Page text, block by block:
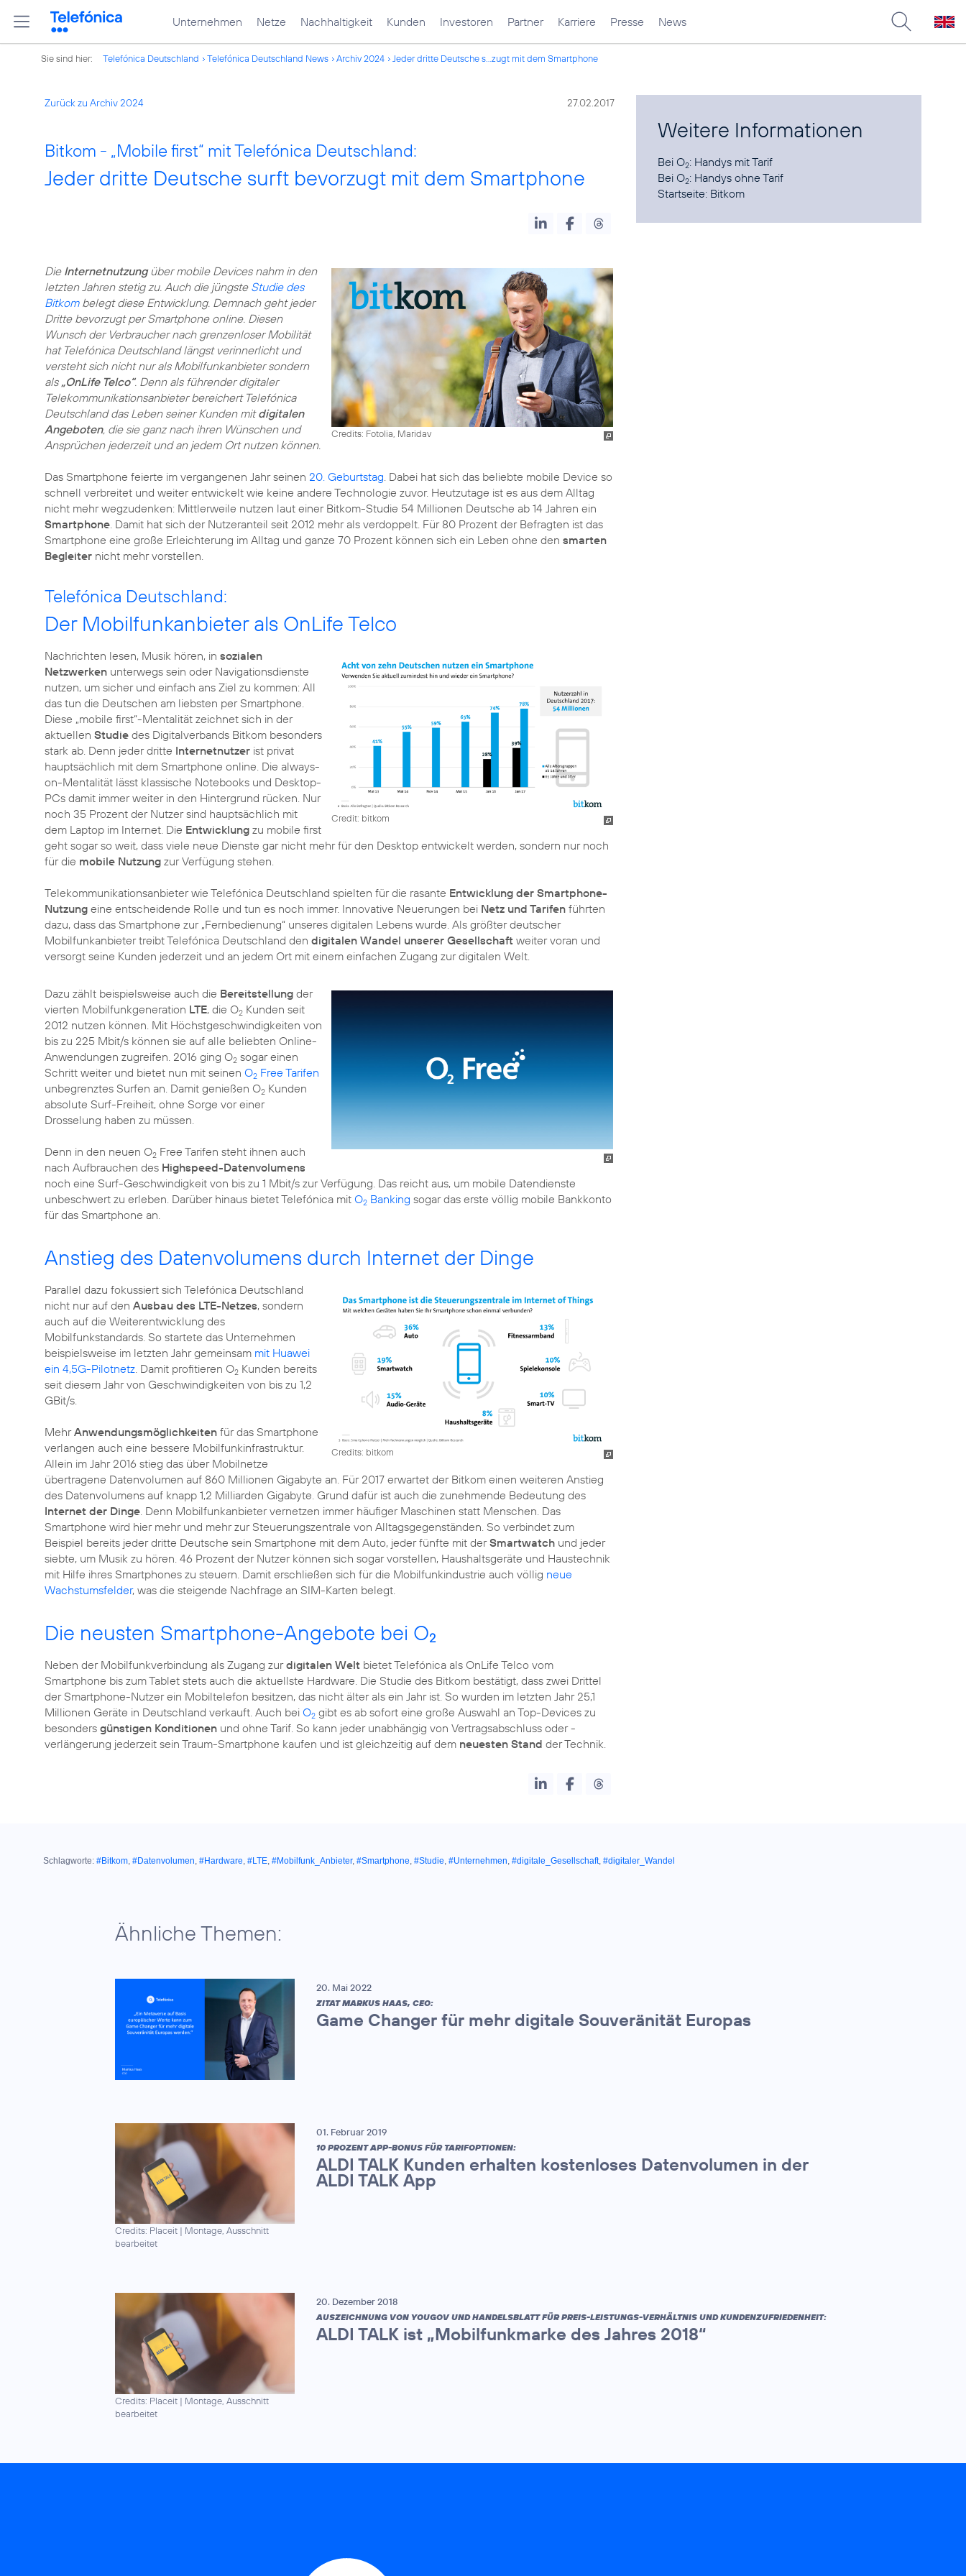
Unternehmen Netze Nachhaltigkeit Kunden Investoren Partner Karriere Presse News
Sie sind hier: Telefónica Deutschland Telefónica Deutschland News Archiv 2024 Jeder dritte Deutsche s...zugt mit dem Smartphone
Zurück zu Archiv 2024 27.02.2017
Bitkom - „Mobile first“ mit Telefónica Deutschland:
Jeder dritte Deutsche surft bevorzugt mit dem Smartphone
Credits: Fotolia, Maridav
Die Internetnutzung über mobile Devices nahm in den
letzten Jahren stetig zu. Auch die jüngste Studie des
Bitkombelegt diese Entwicklung. Demnach geht jeder
Dritte bevorzugt per Smartphone online. Diesen
Wunsch der Verbraucher nach grenzenloser Mobilität
hat Telefónica Deutschland längst verinnerlicht und
versteht sich nicht nur als Mobilfunkanbieter sondern
als „OnLife Telco“. Denn als führender digitaler
Telekommunikationsanbieter bereichert Telefónica
Deutschland das Leben seiner Kunden mitdigitalen
Angeboten, die sie ganz nach ihren Wünschen und
Ansprüchen jederzeit und an jedem Ort nutzen können.
Das Smartphone feierte im vergangenen Jahr seinen 20. Geburtstag. Dabei hat sich das beliebte mobile Device so
schnell verbreitet und weiter entwickelt wie keine andere Technologie zuvor. Heutzutage ist es aus dem Alltag
nicht mehr wegzudenken: Mittlerweile nutzen laut einer Bitkom-Studie 54 Millionen Deutsche ab 14 Jahren ein
Smartphone. Damit hat sich der Nutzeranteil seit 2012 mehr als verdoppelt. Für 80 Prozent der Befragten ist das
Smartphone eine große Erleichterung im Alltag und ganze 70 Prozent können sich ein Leben ohne den smarten
Begleiter nicht mehr vorstellen.
Telefónica Deutschland:
Der Mobilfunkanbieter als OnLife Telco
Credit: bitkom
Nachrichten lesen, Musik hören, in sozialen
Netzwerken unterwegs sein oder Navigationsdienste
nutzen, um sicher und einfach ans Ziel zu kommen: All
das tun die Deutschen am liebsten per Smartphone.
Diese „mobile first“-Mentalität zeichnet sich in der
aktuellen Studie des Digitalverbands Bitkom besonders
stark ab. Denn jeder dritte Internetnutzer ist privat
hauptsächlich mit dem Smartphone online. Die always-
on-Mentalität lässt klassische Notebooks und Desktop-
PCs damit immer weiter in den Hintergrund rücken. Nur
noch 35 Prozent der Nutzer sind hauptsächlich mit
dem Laptop im Internet. Die Entwicklung zu mobile first
geht sogar so weit, dass viele neue Dienste gar nicht mehr für den Desktop entwickelt werden, sondern nur noch
für die mobile Nutzung zur Verfügung stehen.
Telekommunikationsanbieter wie Telefónica Deutschland spielten für die rasante Entwicklung der Smartphone-
Nutzung eine entscheidende Rolle und tun es noch immer. Innovative Neuerungen bei Netz und Tarifen führten
dazu, dass das Smartphone zur „Fernbedienung“ unseres digitalen Lebens wurde. Als größter deutscher
Mobilfunkanbieter treibt Telefónica Deutschland den digitalen Wandel unserer Gesellschaft weiter voran und
versorgt seine Kunden jederzeit und an jedem Ort mit einem einfachen Zugang zur digitalen Welt.
Dazu zählt beispielsweise auch die Bereitstellung der
vierten Mobilfunkgeneration LTE, die O2 Kunden seit
2012 nutzen können. Mit Höchstgeschwindigkeiten von
bis zu 225 Mbit/s können sie auf alle beliebten Online-
Anwendungen zugreifen. 2016 ging O2 sogar einen
Schritt weiter und bietet nun mit seinen O2 Free Tarifen
unbegrenztes Surfen an. Damit genießen O2 Kunden
absolute Surf-Freiheit, ohne Sorge vor einer
Drosselung haben zu müssen.
Denn in den neuen O2 Free Tarifen steht ihnen auch
nach Aufbrauchen des Highspeed-Datenvolumens
noch eine Surf-Geschwindigkeit von bis zu 1 Mbit/s zur Verfügung. Das reicht aus, um mobile Datendienste
unbeschwert zu erleben. Darüber hinaus bietet Telefónica mit O2 Banking sogar das erste völlig mobile Bankkonto
für das Smartphone an.
Anstieg des Datenvolumens durch Internet der Dinge
Credits: bitkom
Parallel dazu fokussiert sich Telefónica Deutschland
nicht nur auf den Ausbau des LTE-Netzes, sondern
auch auf die Weiterentwicklung des
Mobilfunkstandards. So startete das Unternehmen
beispielsweise im letzten Jahr gemeinsam mit Huawei
ein 4,5G-Pilotnetz. Damit profitieren O2 Kunden bereits
seit diesem Jahr von Geschwindigkeiten von bis zu 1,2
GBit/s.
MehrAnwendungsmöglichkeiten für das Smartphone
verlangen auch eine bessere Mobilfunkinfrastruktur.
Allein im Jahr 2016 stieg das über Mobilnetze
übertragene Datenvolumen auf 860 Millionen Gigabyte an. Für 2017 erwartet der Bitkom einen weiteren Anstieg
des Datenvolumens auf knapp 1,2 Milliarden Gigabyte. Grund dafür ist auch die zunehmende Bedeutung des
Internet der Dinge. Denn Mobilfunkanbieter vernetzen immer häufiger Maschinen statt Menschen. Das
Smartphone wird hier mehr und mehr zur Steuerungszentrale von Alltagsgegenständen. So verbindet zum
Beispiel bereits jeder dritte Deutsche sein Smartphone mit dem Auto, jeder fünfte mit derSmartwatch und jeder
siebte, um Musik zu hören. 46 Prozent der Nutzer können sich sogar vorstellen, Haushaltsgeräte und Haustechnik
mit Hilfe ihres Smartphones zu steuern. Damit erschließen sich für die Mobilfunkindustrie auch völlig neue
Wachstumsfelder, was die steigende Nachfrage an SIM-Karten belegt.
Die neusten Smartphone-Angebote bei O2
Neben der Mobilfunkverbindung als Zugang zurdigitalen Welt bietet Telefónica als OnLife Telco vom
Smartphone bis zum Tablet stets auch die aktuellste Hardware. Die Studie des Bitkom bestätigt, dass zwei Drittel
der Smartphone-Nutzer ein Mobiltelefon besitzen, das nicht älter als ein Jahr ist. So wurden im letzten Jahr 25,1
Millionen Geräte in Deutschland verkauft. Auch bei O2 gibt es ab sofort eine große Auswahl an Top-Devices zu
besonders günstigen Konditionen und ohne Tarif. So kann jeder unabhängig von Vertragsabschluss oder -
verlängerung jederzeit sein Traum-Smartphone kaufen und ist gleichzeitig auf dem neuesten Stand der Technik.
Weitere Informationen
Bei O2: Handys mit Tarif
Bei O2: Handys ohne Tarif
Startseite: Bitkom
Schlagworte: #Bitkom, #Datenvolumen, #Hardware, #LTE, #Mobilfunk_Anbieter, #Smartphone, #Studie, #Unternehmen, #digitale_Gesellschaft, #digitaler_Wandel
Ähnliche Themen:
20. Mai 2022
ZITAT MARKUS HAAS, CEO:
Game Changer für mehr digitale Souveränität Europas
Credits: Placeit | Montage, Ausschnitt
bearbeitet
01. Februar 2019
10 PROZENT APP-BONUS FÜR TARIFOPTIONEN:
ALDI TALK Kunden erhalten kostenloses Datenvolumen in der
ALDI TALK App
Credits: Placeit | Montage, Ausschnitt
bearbeitet
20. Dezember 2018
AUSZEICHNUNG VON YOUGOV UND HANDELSBLATT FÜR PREIS-LEISTUNGS-VERHÄLTNIS UND KUNDENZUFRIEDENHEIT:
ALDI TALK ist „Mobilfunkmarke des Jahres 2018“